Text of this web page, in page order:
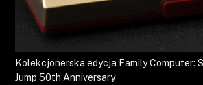
Kolekcjonerska edycja Family Computer:
Jump 50th Anniversary